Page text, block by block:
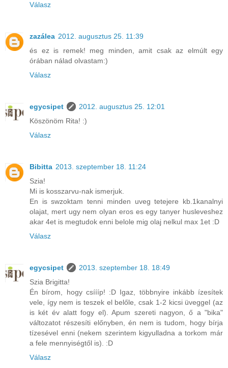
Válasz
zazálea 2012. augusztus 25. 11:39
és ez is remek! meg minden, amit csak az elmúlt egy
órában nálad olvastam:)
Válasz
egycsipet
2012. augusztus 25. 12:01
Köszönöm Rita! :)
Válasz
Bibitta 2013. szeptember 18. 11:24
Szia!
Mi is kosszarvu-nak ismerjuk.
En is swzoktam tenni minden uveg tetejere kb.1kanalnyi
olajat, mert ugy nem olyan eros es egy tanyer husleveshez
akar 4et is megtudok enni belole mig olaj nelkul max 1et :D
Válasz
egycsipet
2013. szeptember 18. 18:49
Szia Brigitta!
Én bírom, hogy csíííp! :D Igaz, többnyire inkább ízesítek
vele, így nem is teszek el belőle, csak 1-2 kicsi üveggel (az
is két év alatt fogy el). Apum szereti nagyon, ő a "bika"
változatot részesíti előnyben, én nem is tudom, hogy bírja
tízesével enni (nekem szerintem kigyulladna a torkom már
a fele mennyiségtől is). :D
Válasz